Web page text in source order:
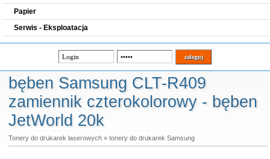
Papier
Serwis - Eksploatacja
bęben Samsung CLT-R409
zamiennik czterokolorowy - bęben
JetWorld 20k
Tonery do drukarek laserowych» tonery do drukarek Samsung